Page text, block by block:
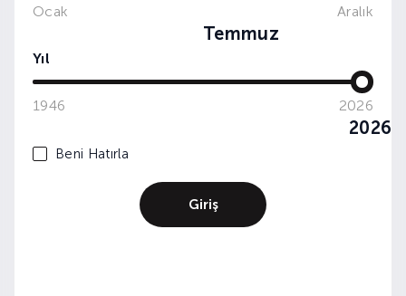
Temmuz
Ocak Aralık
Yıl
2026
1946 2026
Beni Hatırla
Giriş